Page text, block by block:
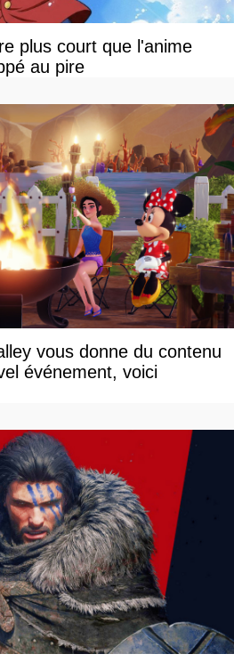
plus court que l'anime
au pire
vous donne du contenu
événement, voici